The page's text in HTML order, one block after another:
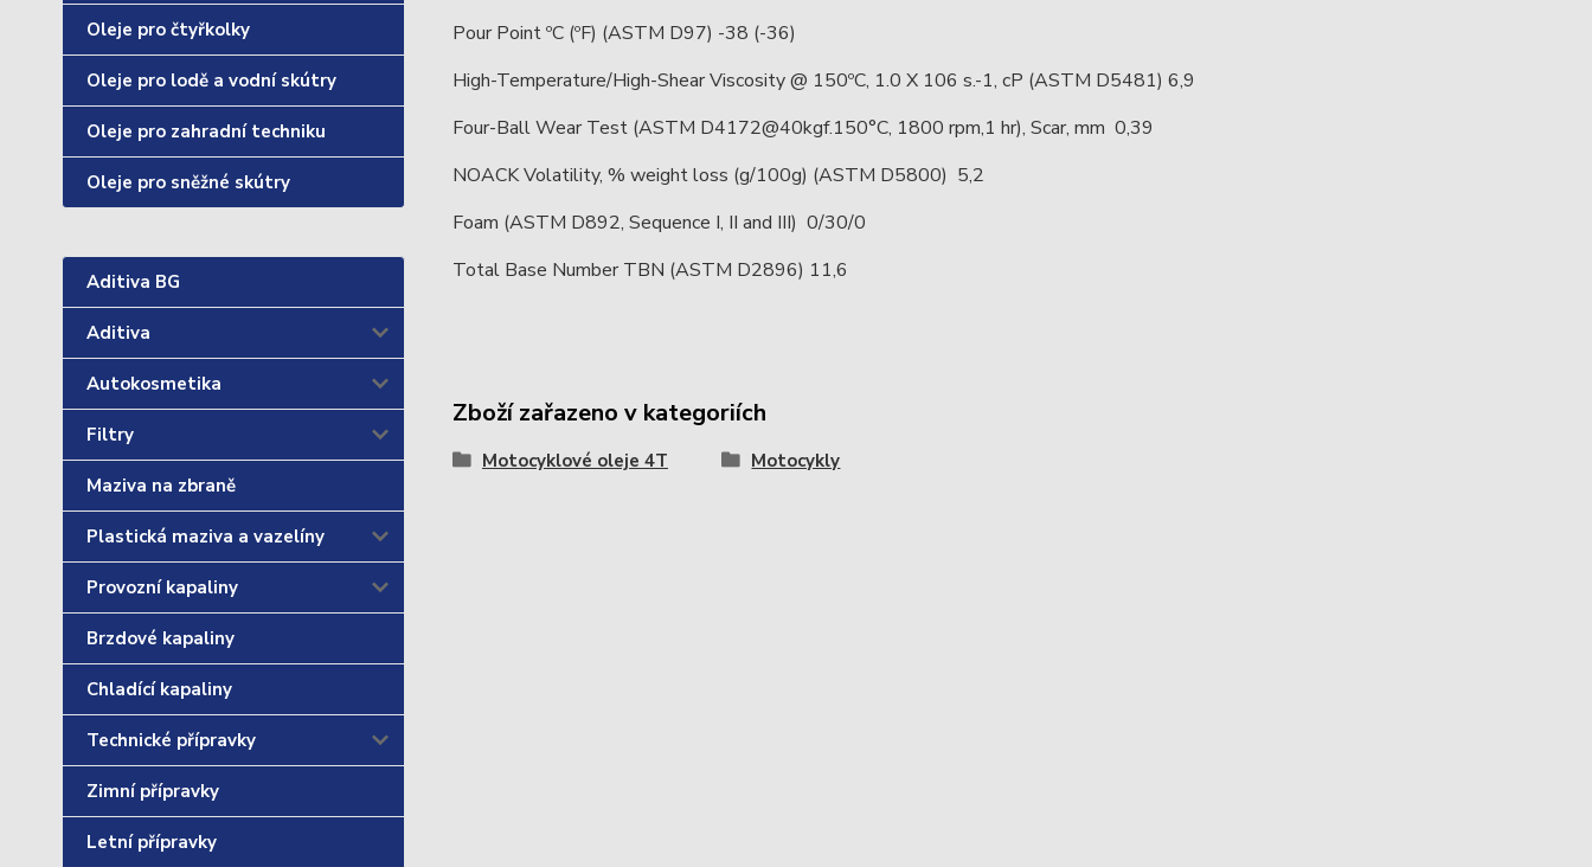
Oleje pro čtyřkolky
Oleje pro lodě a vodní skútry
Oleje pro zahradní techniku
Oleje pro sněžné skútry
Aditiva BG
Aditiva
Autokosmetika
Filtry
Maziva na zbraně
Plastická maziva a vazelíny
Provozní kapaliny
Brzdové kapaliny
Chladící kapaliny
Technické přípravky
Zimní přípravky
Letní přípravky
Pour Point ºC (ºF) (ASTM D97) -38 (-36)
High-Temperature/High-Shear Viscosity @ 150ºC, 1.0 X 106 s.-1, cP (ASTM D5481) 6,9
Four-Ball Wear Test (ASTM D4172@40kgf.150°C, 1800 rpm,1 hr), Scar, mm 0,39
NOACK Volatility, % weight loss (g/100g) (ASTM D5800) 5,2
Foam (ASTM D892, Sequence I, II and III) 0/30/0
Total Base Number TBN (ASTM D2896) 11,6
Zboží zařazeno v kategoriích
Motocyklové oleje 4T Motocykly